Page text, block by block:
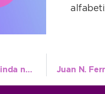
Tras el notable éxito de la primera edición, el Municipio brinda nuevo curso sobre IA generativa